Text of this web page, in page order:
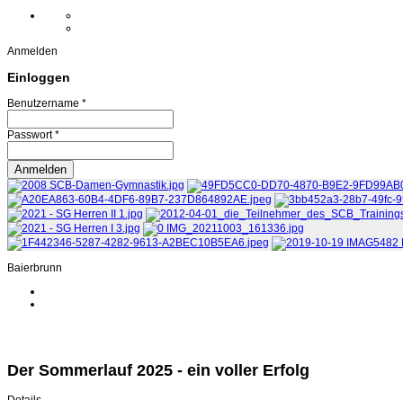
Anmelden
Einloggen
Benutzername *
Passwort *
Baierbrunn
Der Sommerlauf 2025 - ein voller Erfolg